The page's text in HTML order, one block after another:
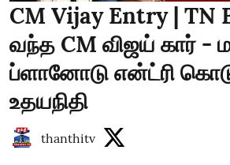
CM Vijay Entry | TN
வந்த CM விஜய் கார் -
ப்ளானோடு என்ட்ரி
உதயநிதி
thanthitv